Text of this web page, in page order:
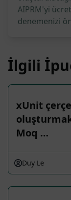
AIPRM'yi
denemenizi
İlgili
xUnit
Moq …
Duy Le